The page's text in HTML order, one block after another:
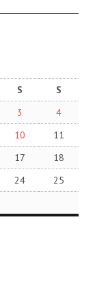
S
S
3
4
10
11
17
18
24
25